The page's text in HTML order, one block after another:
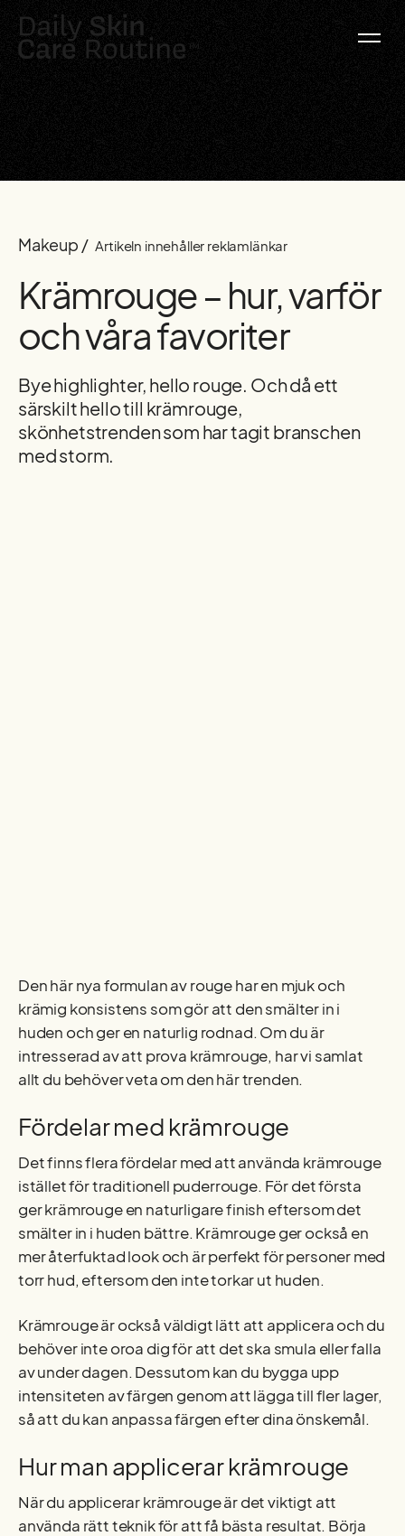
Makeup / Artikeln innehåller reklamlänkar
Krämrouge – hur, varför
och våra favoriter
Bye highlighter, hello rouge. Och då ett
särskilt hello till krämrouge,
skönhetstrenden som har tagit branschen
med storm.
Den här nya formulan av rouge har en mjuk och
krämig konsistens som gör att den smälter in i
huden och ger en naturlig rodnad. Om du är
intresserad av att prova krämrouge, har vi samlat
allt du behöver veta om den här trenden.
Fördelar med krämrouge
Det finns flera fördelar med att använda krämrouge
istället för traditionell puderrouge. För det första
ger krämrouge en naturligare finish eftersom det
smälter in i huden bättre. Krämrouge ger också en
mer återfuktad look och är perfekt för personer med
torr hud, eftersom den inte torkar ut huden.
Krämrouge är också väldigt lätt att applicera och du
behöver inte oroa dig för att det ska smula eller falla
av under dagen. Dessutom kan du bygga upp
intensiteten av färgen genom att lägga till fler lager,
så att du kan anpassa färgen efter dina önskemål.
Hur man applicerar krämrouge
När du applicerar krämrouge är det viktigt att
använda rätt teknik för att få bästa resultat. Börja